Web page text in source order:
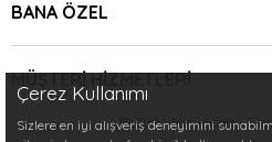
BANA ÖZEL
MÜŞTERİ HİZMETLERİ
© 2024 Minimoda | Tüm
Çerez Kullanımı
Sizlere en iyi alışveriş deneyimini